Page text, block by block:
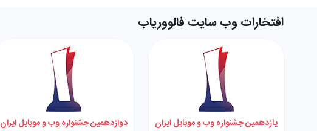
افتخارات وب سایت فالووریاب
یازدهمین جشنواره وب و موبایل ایران
دوازدهمین جشنواره وب و موبایل ایران